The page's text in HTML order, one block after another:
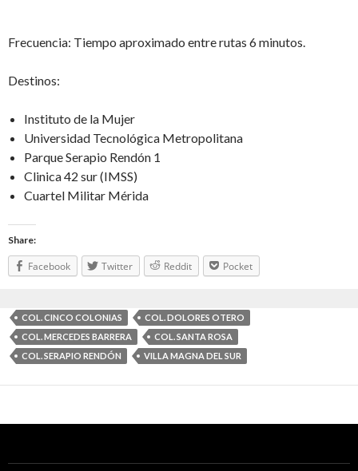
Frecuencia: Tiempo aproximado entre rutas 6 minutos.
Destinos:
Instituto de la Mujer
Universidad Tecnológica Metropolitana
Parque Serapio Rendón 1
Clinica 42 sur (IMSS)
Cuartel Militar Mérida
Share:
Facebook Twitter Reddit Pocket
COL. CINCO COLONIAS
COL. DOLORES OTERO
COL. MERCEDES BARRERA
COL. SANTA ROSA
COL. SERAPIO RENDÓN
VILLA MAGNA DEL SUR